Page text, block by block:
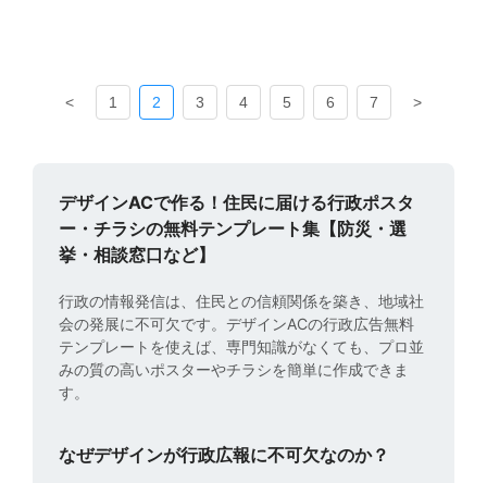
< 1 2 3 4 5 6 7 >
デザインACで作る！住民に届ける行政ポスタ
ー・チラシの無料テンプレート集【防災・選
挙・相談窓口など】
行政の情報発信は、住民との信頼関係を築き、地域社
会の発展に不可欠です。デザインACの行政広告無料
テンプレートを使えば、専門知識がなくても、プロ並
みの質の高いポスターやチラシを簡単に作成できま
す。
なぜデザインが行政広報に不可欠なのか？